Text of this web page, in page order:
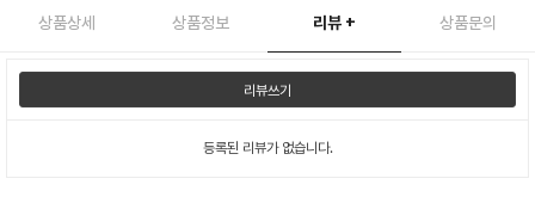
상품상세 상품정보 리뷰 + 상품문의
리뷰쓰기
등록된 리뷰가 없습니다.